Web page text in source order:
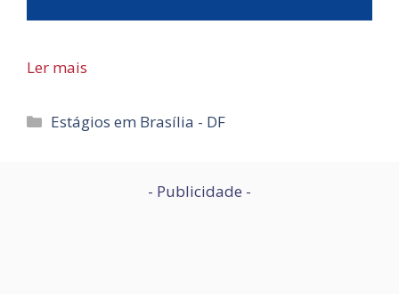
Ler mais
Categorias
Estágios em Brasília - DF
- Publicidade -